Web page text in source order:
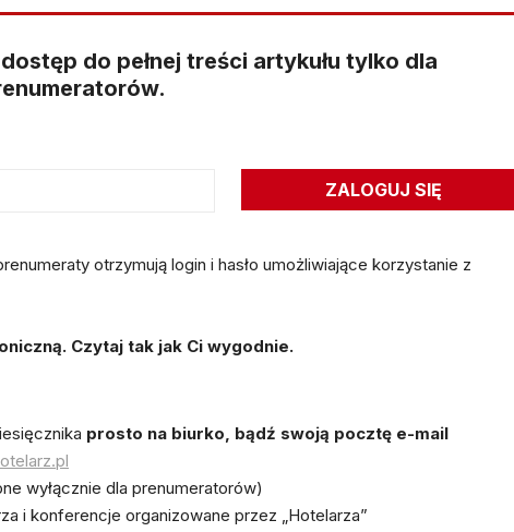
do pełnej treści artykułu tylko dla
otrzymują login i hasło umożliwiające korzystanie z
Czytaj tak jak Ci wygodnie.
prosto na biurko, bądź swoją pocztę e-mail
wyłącznie dla prenumeratorów)
i konferencje organizowane przez „Hotelarza”